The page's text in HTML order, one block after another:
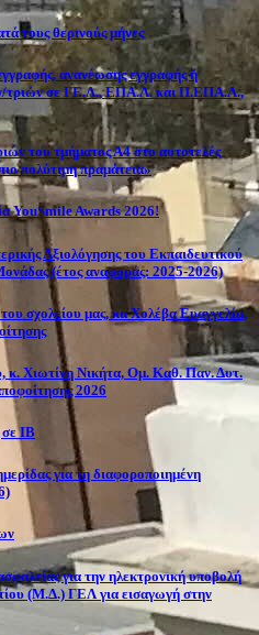
τους θερινούς μήνες
ανανέωσης εγγραφής ή
τριών σε ΓΕ.Λ., ΕΠΑ.Λ. και Π.ΕΠΑ.Λ.,
του τμήματος Α4 στο αυτοτελές
πολύτιμη πραμάτεια»
YouSmile Awards 2026!
Αξιολόγησης του Εκπαιδευτικού
(έτος αναφοράς: 2025-2026)
σχολείου μας, κα Χολέβα Ευαγγελία,
κ. Χιωτίνη Νικήτα, Ομ. Καθ. Παν. Δυτ.
2026
ΙΒ
για τη διαφοροποιημένη
για την ηλεκτρονική υποβολή
(Μ.Δ.) ΓΕΛ για εισαγωγή στην